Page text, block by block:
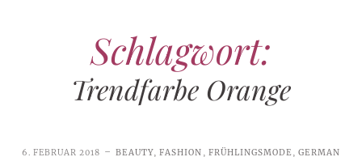
Schlagwort:
Trendfarbe Orange
6. FEBRUAR 2018 BEAUTY,FASHION , FRÜHLINGSMODE, GERMAN